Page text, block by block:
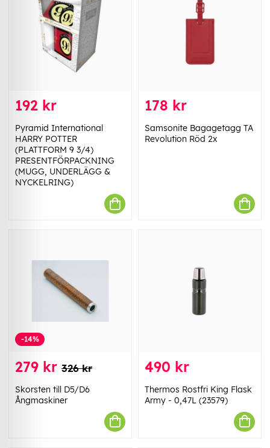
192 kr
Pyramid International
HARRY POTTER
(PLATTFORM 9 3/4)
PRESENTFÖRPACKNING
(MUGG, UNDERLÄGG &
NYCKELRING)
178 kr
Samsonite Bagagetagg TA
Revolution Röd 2x
-14%
279 kr 326 kr
Skorsten till D5/D6
Ångmaskiner
490 kr
Thermos Rostfri King Flask
Army - 0,47L (23579)